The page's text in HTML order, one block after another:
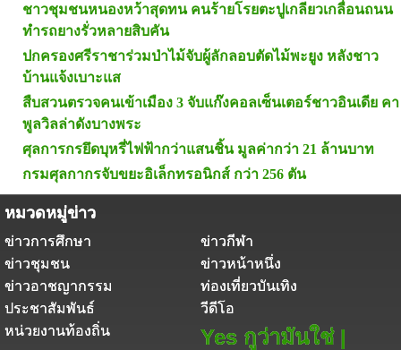
ชาวชุมชนหนองหว้าสุดทน คนร้ายโรยตะปูเกลียวเกลื่อนถนน
ทำรถยางรั่วหลายสิบคัน
ปกครองศรีราชาร่วมป่าไม้จับผู้ลักลอบตัดไม้พะยูง หลังชาว
บ้านแจ้งเบาะแส
สืบสวนตรวจคนเข้าเมือง 3 จับแก๊งคอลเซ็นเตอร์ชาวอินเดีย คา
พูลวิลล่าดังบางพระ
ศุลการกรยึดบุหรี่ไฟฟ้ากว่าแสนชิ้น มูลค่ากว่า 21 ล้านบาท
กรมศุลกากรจับขยะอิเล็กทรอนิกส์ กว่า 256 ตัน
หมวดหมู่ข่าว
ข่าวการศึกษา
ข่าวกีฬา
ข่าวชุมชน
ข่าวหน้าหนึ่ง
ข่าวอาชญากรรม
ท่องเที่ยวบันเทิง
ประชาสัมพันธ์
วีดีโอ
หน่วยงานท้องถิ่น
Yes กูว่ามันใช่ |